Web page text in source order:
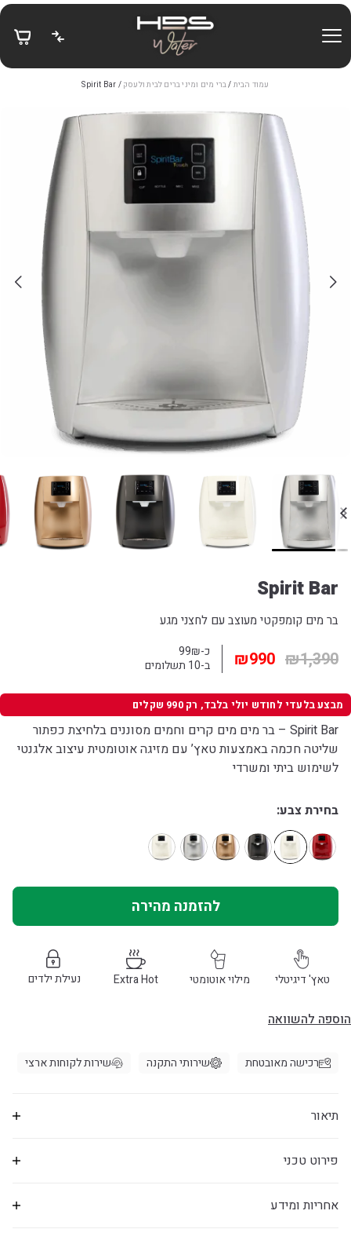
Skip to Content
עמוד הבית /ברי מים ומיני ברים לבית ולעסק / Spirit Bar
Spirit Bar
בר מים קומפקטי מעוצב עם לחצני מגע
₪1,390
₪990
כ-99₪
ב-10 תשלומים
מבצע בלעדי לחודש יולי בלבד, רק 990 שקלים
Spirit Bar – בר מים מים קרים וחמים מסוננים בלחיצת כפתור
שליטה חכמה באמצעות טאץ’ עם מזיגה אוטומטית עיצוב אלגנטי
לשימוש ביתי ומשרדי
בחירת צבע
להזמנה מהירה
טאץ' דיגיטלי מילוי אוטומטי Extra Hot נעילת ילדים
הוספה להשוואה
רכישה מאובטחת שירותי התקנה שירות לקוחות ארצי
תיאור
פירוט טכני
אחריות ומידע
בחזרה למעלה